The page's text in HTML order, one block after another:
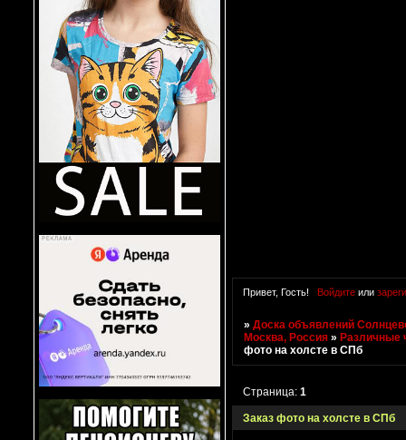
Привет, Гость! Войдитеили
»Доска объявлений
Москва, Россия »Различные
фото на холсте в СПб
Заказ фото на холсте в СПб
Страница:1